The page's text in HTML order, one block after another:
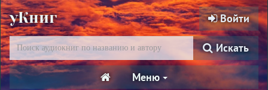
уКниг Войти
Искать
Меню